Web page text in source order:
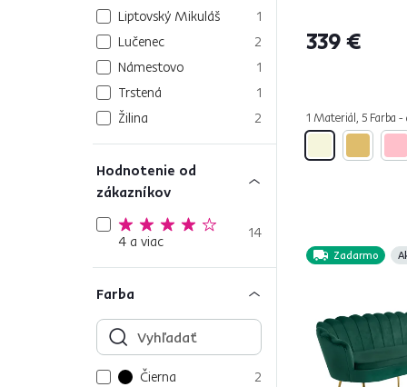
Liptovský Mikuláš
1
Lučenec
2
Námestovo
1
Trstená
1
Žilina
2
Hodnotenie od
zákazníkov
4 a viac 14
Farba
Čierna
2
339 €
1 Materiál, 5 Farba -
Zadarmo